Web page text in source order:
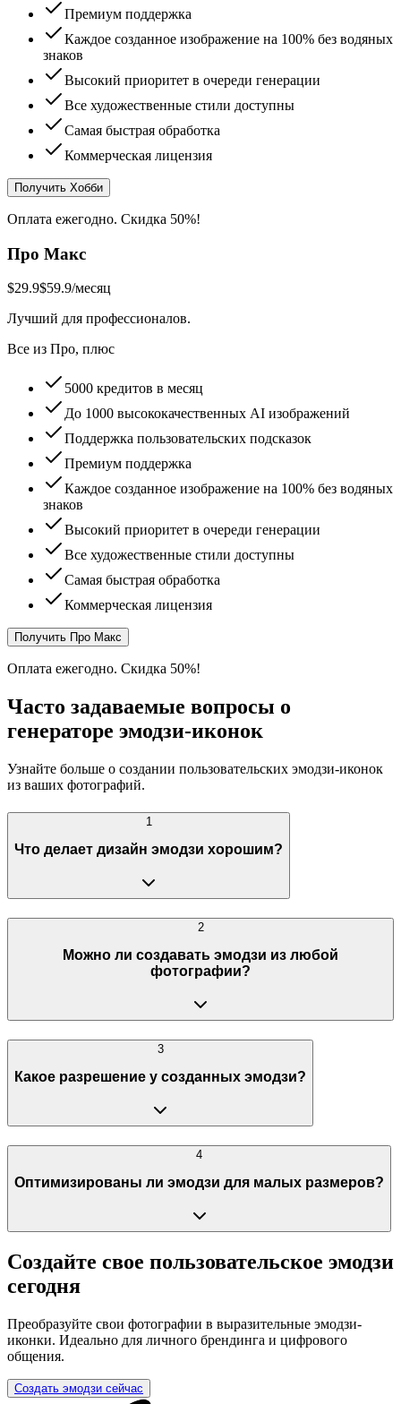
Премиум поддержка
Каждое созданное изображение на 100% без водяных
знаков
Высокий приоритет в очереди генерации
Все художественные стили доступны
Самая быстрая обработка
Коммерческая лицензия
Получить Хобби
Оплата ежегодно. Скидка 50%!
Про Макс
$29.9$59.9/месяц
Лучший для профессионалов.
Все из Про, плюс
5000 кредитов в месяц
До 1000 высококачественных AI изображений
Поддержка пользовательских подсказок
Премиум поддержка
Каждое созданное изображение на 100% без водяных
знаков
Высокий приоритет в очереди генерации
Все художественные стили доступны
Самая быстрая обработка
Коммерческая лицензия
Получить Про Макс
Оплата ежегодно. Скидка 50%!
Часто задаваемые вопросы о
генераторе эмодзи-иконок
Узнайте больше о создании пользовательских эмодзи-иконок
из ваших фотографий.
1
Что делает дизайн эмодзи хорошим?
2
Можно ли создавать эмодзи из любой
фотографии?
3
Какое разрешение у созданных эмодзи?
4
Оптимизированы ли эмодзи для малых размеров?
Создайте свое пользовательское эмодзи
сегодня
Преобразуйте свои фотографии в выразительные эмодзи-
иконки. Идеально для личного брендинга и цифрового
общения.
Создать эмодзи сейчас